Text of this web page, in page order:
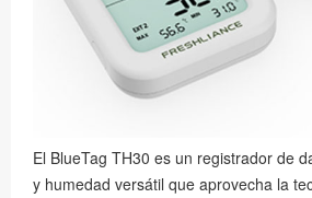
El BlueTag TH30 es un registrador de
y humedad versátil que aprovecha la